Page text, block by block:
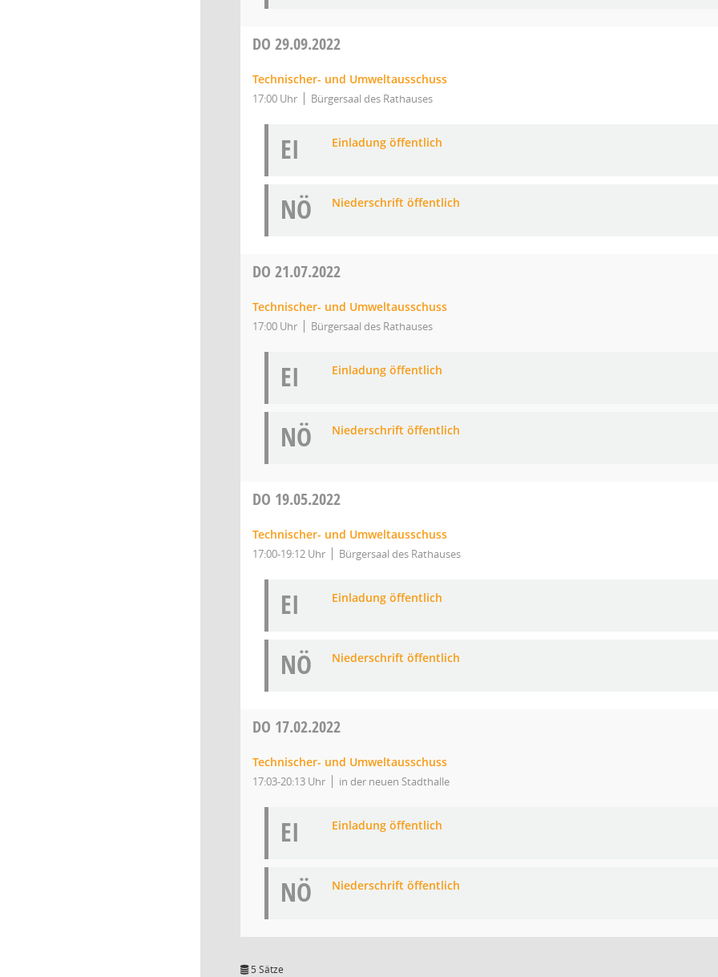
DO 29.09.2022
Technischer- und Umweltausschuss
17:00 Uhr Bürgersaal des Rathauses
EI Einladung öffentlich
NÖ Niederschrift öffentlich
DO 21.07.2022
Technischer- und Umweltausschuss
17:00 Uhr Bürgersaal des Rathauses
EI Einladung öffentlich
NÖ Niederschrift öffentlich
DO 19.05.2022
Technischer- und Umweltausschuss
17:00-19:12 Uhr Bürgersaal des Rathauses
EI Einladung öffentlich
NÖ Niederschrift öffentlich
DO 17.02.2022
Technischer- und Umweltausschuss
17:03-20:13 Uhr in der neuen Stadthalle
EI Einladung öffentlich
NÖ Niederschrift öffentlich
5 Sätze